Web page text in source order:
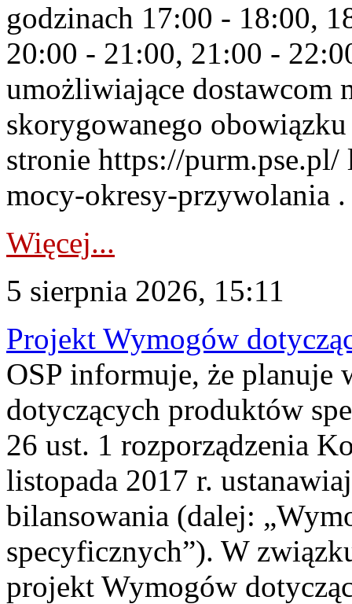
godzinach 17:00 - 18:00,
20:00 - 21:00, 21:00 -
umożliwiające dostawcom
skorygowanego
stronie https://
mocy-okresy-przywolania
Więcej...
5 sierpnia 2026, 15:11
Projekt Wymogów
OSP informuje, że planuje
dotyczących produktów
26 ust. 1 rozporządzenia
listopada 2017 r.
bilansowania (dalej:
specyficznych”). W
projekt Wymogów